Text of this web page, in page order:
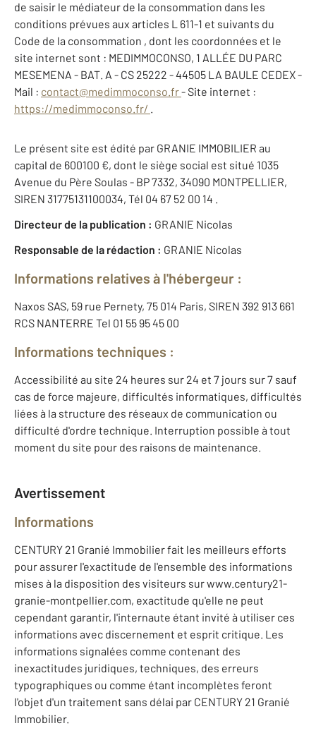
de saisir le médiateur de la consommation dans les
conditions prévues aux articles L 611-1 et suivants du
Code de la consommation , dont les coordonnées et le
site internet sont : MEDIMMOCONSO, 1 ALLÉE DU PARC
MESEMENA - BAT. A - CS 25222 - 44505 LA BAULE CEDEX -
Mail : contact@medimmoconso.fr- Site internet :
https://medimmoconso.fr/ .
Le présent site est édité par GRANIE IMMOBILIER au
capital de 600100 €, dont le siège social est situé 1035
Avenue du Père Soulas - BP 7332, 34090 MONTPELLIER,
SIREN 31775131100034, Tél 04 67 52 00 14 .
Directeur de la publication : GRANIE Nicolas
Responsable de la rédaction : GRANIE Nicolas
Informations relatives à l'hébergeur :
Naxos SAS, 59 rue Pernety, 75 014 Paris, SIREN 392 913 661
RCS NANTERRE Tel 01 55 95 45 00
Informations techniques :
Accessibilité au site 24 heures sur 24 et 7 jours sur 7 sauf
cas de force majeure, difficultés informatiques, difficultés
liées à la structure des réseaux de communication ou
difficulté d'ordre technique. Interruption possible à tout
moment du site pour des raisons de maintenance.
Avertissement
Informations
CENTURY 21 Granié Immobilier fait les meilleurs efforts
pour assurer l'exactitude de l'ensemble des informations
mises à la disposition des visiteurs sur www.century21-
granie-montpellier.com, exactitude qu'elle ne peut
cependant garantir, l'internaute étant invité à utiliser ces
informations avec discernement et esprit critique. Les
informations signalées comme contenant des
inexactitudes juridiques, techniques, des erreurs
typographiques ou comme étant incomplètes feront
l'objet d'un traitement sans délai par CENTURY 21 Granié
Immobilier.